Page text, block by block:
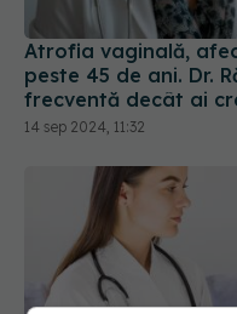
Atrofia vaginală,
peste 45 de ani. Dr.
frecventă decât ai
14 sep 2024, 11:32